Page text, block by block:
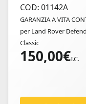
COD: 01142A
GARANZIA A VITA
per Land Rover
Classic
150,00€I.C.